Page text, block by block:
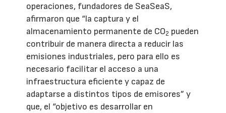
operaciones, fundadores de SeaSeaS,
afirmaron que “la captura y el
almacenamiento permanente de CO2 pueden
contribuir de manera directa a reducir las
emisiones industriales, pero para ello es
necesario facilitar el acceso a una
infraestructura eficiente y capaz de
adaptarse a distintos tipos de emisores” y
que, el “objetivo es desarrollar en